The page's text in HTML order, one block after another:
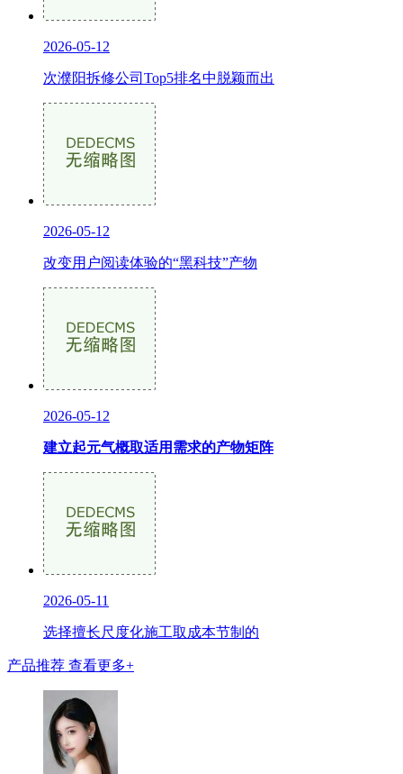
2026-05-12
次濮阳拆修公司Top5排名中脱颖而出
2026-05-12
改变用户阅读体验的“黑科技”产物
2026-05-12
建立起元气概取适用需求的产物矩阵
2026-05-11
选择擅长尺度化施工取成本节制的
产品推荐 查看更多+